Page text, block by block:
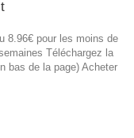
8.96€ pour les moins de
Téléchargez la
bas de la page) Acheter